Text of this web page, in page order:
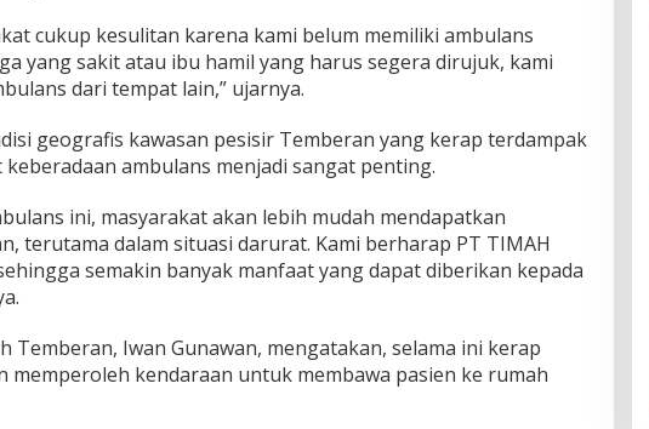
cukup kesulitan karena kami belum memiliki ambulans
yang sakit atau ibu hamil yang harus segera dirujuk, kami
dari tempat lain,” ujarnya.
geografis kawasan pesisir Temberan yang kerap terdampak
ambulans menjadi sangat penting.
ini, masyarakat akan lebih mudah mendapatkan
terutama dalam situasi darurat. Kami berharap PT TIMAH
semakin banyak manfaat yang dapat diberikan kepada
Temberan, Iwan Gunawan, mengatakan, selama ini kerap
memperoleh kendaraan untuk membawa pasien ke rumah